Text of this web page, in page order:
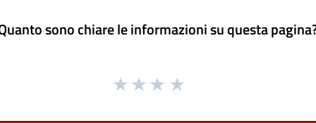
sono chiare le informazioni su questa